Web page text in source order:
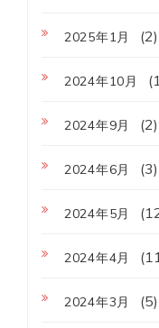
2025年1月 (2)
2024年10月
2024年9月 (2)
2024年6月 (3)
2024年5月
2024年4月
2024年3月 (5)